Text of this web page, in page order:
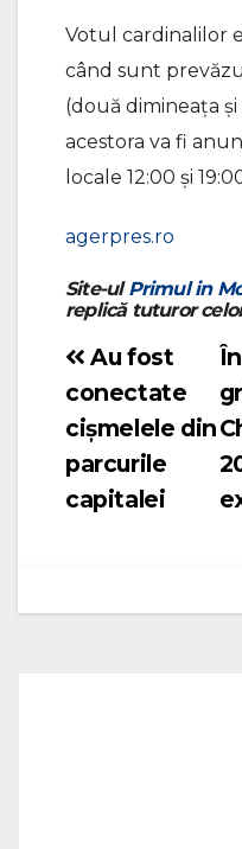
Votul cardinalilor
când sunt
(două dimineața
acestora va fi
locale 12:00 și
agerpres.ro
Site-ulPrimul in
replică tuturor
Navigare
în
articole
Au fost
conectate
cișmelele din
parcurile
capitalei